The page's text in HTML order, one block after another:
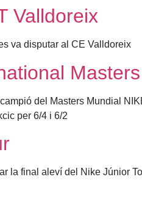
Valldoreix
va disputar al CE Valldoreix
Masters
del Masters Mundial
per 6/4 i 6/2
la final aleví del Nike Júnior